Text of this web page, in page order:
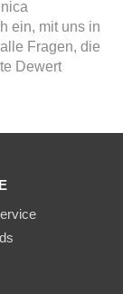
ein, mit uns in
Fragen, die
Dewert